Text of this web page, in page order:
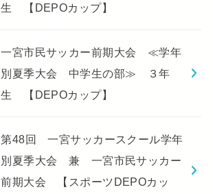
生 【DEPOカップ】
一宮市民サッカー前期大会 ≪学年
別夏季大会 中学生の部≫ ３年
生 【DEPOカップ】
第48回 一宮サッカースクール学年
別夏季大会 兼 一宮市民サッカー
前期大会 【スポーツDEPOカッ